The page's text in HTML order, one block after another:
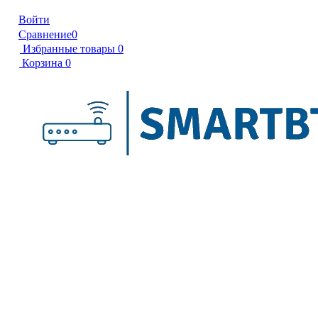
Войти
Сравнение0
Избранные товары 0
Корзина 0